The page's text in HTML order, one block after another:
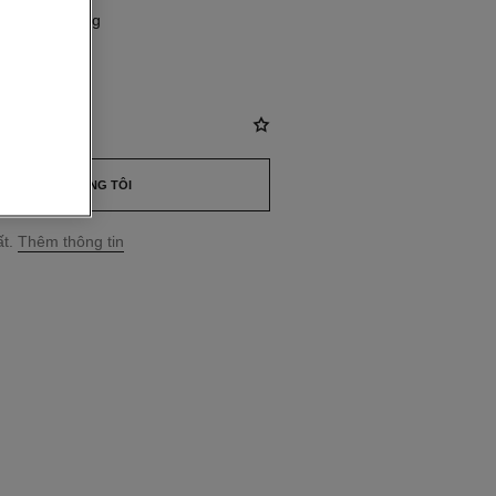
kim cương
LIÊN HỆ CHÚNG TÔI
Thêm thông tin